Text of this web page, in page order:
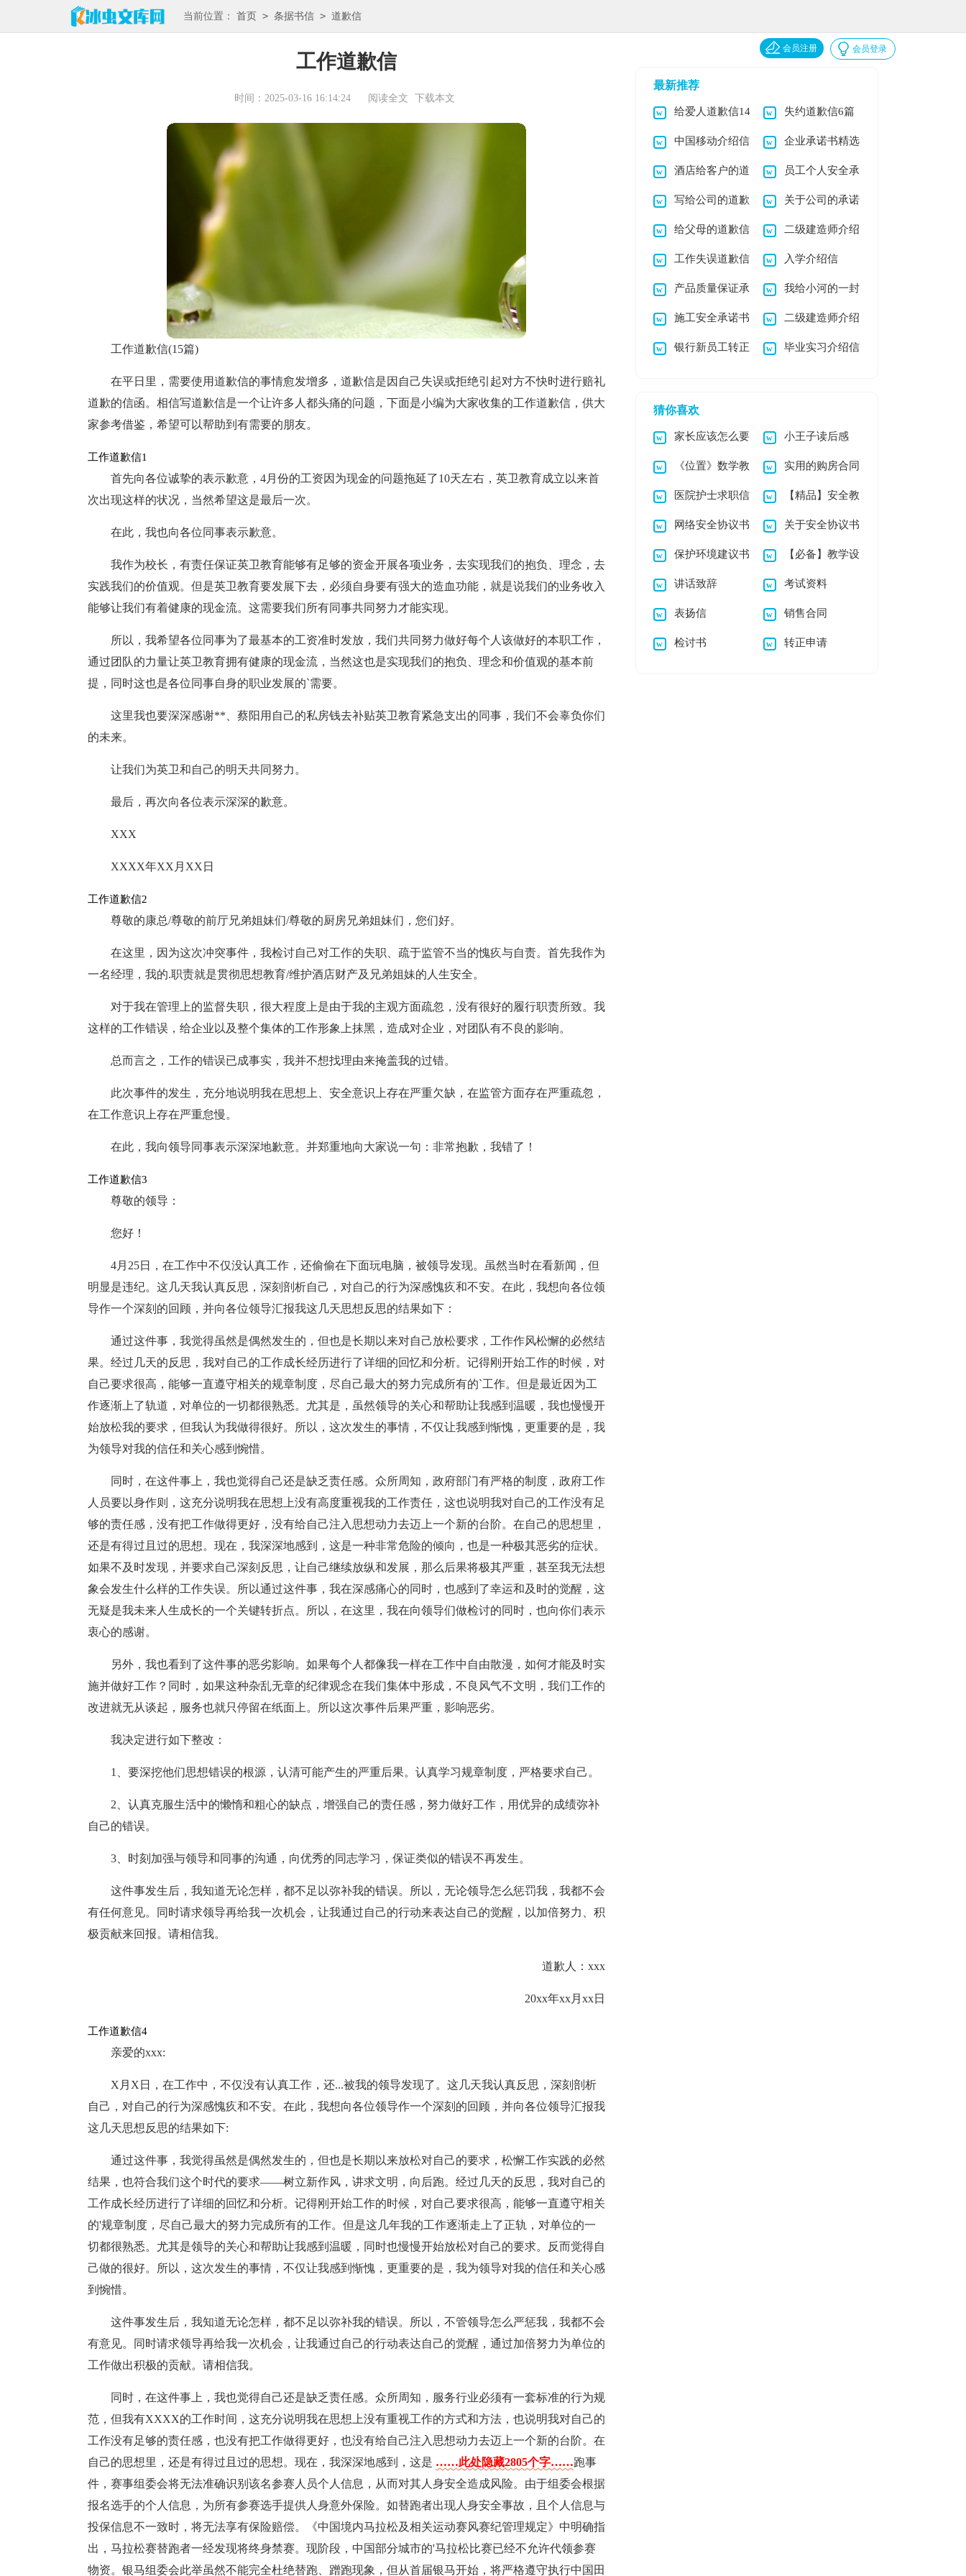
当前位置： 首页 > 条据书信 > 道歉信
会员登录
会员注册
工作道歉信
时间：2025-03-16 16:14:24 阅读全文 下载本文
工作道歉信(15篇)
在平日里，需要使用道歉信的事情愈发增多，道歉信是因自己失误或拒绝引起对方不快时进行赔礼
道歉的信函。相信写道歉信是一个让许多人都头痛的问题，下面是小编为大家收集的工作道歉信，供大
家参考借鉴，希望可以帮助到有需要的朋友。
工作道歉信1
首先向各位诚挚的表示歉意，4月份的工资因为现金的问题拖延了10天左右，英卫教育成立以来首
次出现这样的状况，当然希望这是最后一次。
在此，我也向各位同事表示歉意。
我作为校长，有责任保证英卫教育能够有足够的资金开展各项业务，去实现我们的抱负、理念，去
实践我们的价值观。但是英卫教育要发展下去，必须自身要有强大的造血功能，就是说我们的业务收入
能够让我们有着健康的现金流。这需要我们所有同事共同努力才能实现。
所以，我希望各位同事为了最基本的工资准时发放，我们共同努力做好每个人该做好的本职工作，
通过团队的力量让英卫教育拥有健康的现金流，当然这也是实现我们的抱负、理念和价值观的基本前
提，同时这也是各位同事自身的职业发展的`需要。
这里我也要深深感谢**、蔡阳用自己的私房钱去补贴英卫教育紧急支出的同事，我们不会辜负你们
的未来。
让我们为英卫和自己的明天共同努力。
最后，再次向各位表示深深的歉意。
XXX
XXXX年XX月XX日
工作道歉信2
尊敬的康总/尊敬的前厅兄弟姐妹们/尊敬的厨房兄弟姐妹们，您们好。
在这里，因为这次冲突事件，我检讨自己对工作的失职、疏于监管不当的愧疚与自责。首先我作为
一名经理，我的.职责就是贯彻思想教育/维护酒店财产及兄弟姐妹的人生安全。
对于我在管理上的监督失职，很大程度上是由于我的主观方面疏忽，没有很好的履行职责所致。我
这样的工作错误，给企业以及整个集体的工作形象上抹黑，造成对企业，对团队有不良的影响。
总而言之，工作的错误已成事实，我并不想找理由来掩盖我的过错。
此次事件的发生，充分地说明我在思想上、安全意识上存在严重欠缺，在监管方面存在严重疏忽，
在工作意识上存在严重怠慢。
在此，我向领导同事表示深深地歉意。并郑重地向大家说一句：非常抱歉，我错了！
工作道歉信3
尊敬的领导：
您好！
4月25日，在工作中不仅没认真工作，还偷偷在下面玩电脑，被领导发现。虽然当时在看新闻，但
明显是违纪。这几天我认真反思，深刻剖析自己，对自己的行为深感愧疚和不安。在此，我想向各位领
导作一个深刻的回顾，并向各位领导汇报我这几天思想反思的结果如下：
通过这件事，我觉得虽然是偶然发生的，但也是长期以来对自己放松要求，工作作风松懈的必然结
果。经过几天的反思，我对自己的工作成长经历进行了详细的回忆和分析。记得刚开始工作的时候，对
自己要求很高，能够一直遵守相关的规章制度，尽自己最大的努力完成所有的`工作。但是最近因为工
作逐渐上了轨道，对单位的一切都很熟悉。尤其是，虽然领导的关心和帮助让我感到温暖，我也慢慢开
始放松我的要求，但我认为我做得很好。所以，这次发生的事情，不仅让我感到惭愧，更重要的是，我
为领导对我的信任和关心感到惋惜。
同时，在这件事上，我也觉得自己还是缺乏责任感。众所周知，政府部门有严格的制度，政府工作
人员要以身作则，这充分说明我在思想上没有高度重视我的工作责任，这也说明我对自己的工作没有足
够的责任感，没有把工作做得更好，没有给自己注入思想动力去迈上一个新的台阶。在自己的思想里，
还是有得过且过的思想。现在，我深深地感到，这是一种非常危险的倾向，也是一种极其恶劣的症状。
如果不及时发现，并要求自己深刻反思，让自己继续放纵和发展，那么后果将极其严重，甚至我无法想
象会发生什么样的工作失误。所以通过这件事，我在深感痛心的同时，也感到了幸运和及时的觉醒，这
无疑是我未来人生成长的一个关键转折点。所以，在这里，我在向领导们做检讨的同时，也向你们表示
衷心的感谢。
另外，我也看到了这件事的恶劣影响。如果每个人都像我一样在工作中自由散漫，如何才能及时实
施并做好工作？同时，如果这种杂乱无章的纪律观念在我们集体中形成，不良风气不文明，我们工作的
改进就无从谈起，服务也就只停留在纸面上。所以这次事件后果严重，影响恶劣。
我决定进行如下整改：
1、要深挖他们思想错误的根源，认清可能产生的严重后果。认真学习规章制度，严格要求自己。
2、认真克服生活中的懒惰和粗心的缺点，增强自己的责任感，努力做好工作，用优异的成绩弥补
自己的错误。
3、时刻加强与领导和同事的沟通，向优秀的同志学习，保证类似的错误不再发生。
这件事发生后，我知道无论怎样，都不足以弥补我的错误。所以，无论领导怎么惩罚我，我都不会
有任何意见。同时请求领导再给我一次机会，让我通过自己的行动来表达自己的觉醒，以加倍努力、积
极贡献来回报。请相信我。
道歉人：xxx
20xx年xx月xx日
工作道歉信4
亲爱的xxx:
X月X日，在工作中，不仅没有认真工作，还...被我的领导发现了。这几天我认真反思，深刻剖析
自己，对自己的行为深感愧疚和不安。在此，我想向各位领导作一个深刻的回顾，并向各位领导汇报我
这几天思想反思的结果如下:
通过这件事，我觉得虽然是偶然发生的，但也是长期以来放松对自己的要求，松懈工作实践的必然
结果，也符合我们这个时代的要求——树立新作风，讲求文明，向后跑。经过几天的反思，我对自己的
工作成长经历进行了详细的回忆和分析。记得刚开始工作的时候，对自己要求很高，能够一直遵守相关
的'规章制度，尽自己最大的努力完成所有的工作。但是这几年我的工作逐渐走上了正轨，对单位的一
切都很熟悉。尤其是领导的关心和帮助让我感到温暖，同时也慢慢开始放松对自己的要求。反而觉得自
己做的很好。所以，这次发生的事情，不仅让我感到惭愧，更重要的是，我为领导对我的信任和关心感
到惋惜。
这件事发生后，我知道无论怎样，都不足以弥补我的错误。所以，不管领导怎么严惩我，我都不会
有意见。同时请求领导再给我一次机会，让我通过自己的行动表达自己的觉醒，通过加倍努力为单位的
工作做出积极的贡献。请相信我。
同时，在这件事上，我也觉得自己还是缺乏责任感。众所周知，服务行业必须有一套标准的行为规
范，但我有XXXX的工作时间，这充分说明我在思想上没有重视工作的方式和方法，也说明我对自己的
工作没有足够的责任感，也没有把工作做得更好，也没有给自己注入思想动力去迈上一个新的台阶。在
自己的思想里，还是有得过且过的思想。现在，我深深地感到，这是 ……此处隐藏2805个字……跑事
件，赛事组委会将无法准确识别该名参赛人员个人信息，从而对其人身安全造成风险。由于组委会根据
报名选手的个人信息，为所有参赛选手提供人身意外保险。如替跑者出现人身安全事故，且个人信息与
投保信息不一致时，将无法享有保险赔偿。《中国境内马拉松及相关运动赛风赛纪管理规定》中明确指
出，马拉松赛替跑者一经发现将终身禁赛。现阶段，中国部分城市的'马拉松比赛已经不允许代领参赛
物资。银马组委会此举虽然不能完全杜绝替跑、蹭跑现象，但从首届银马开始，将严格遵守执行中国田
最新推荐
给爱人道歉信14
篇
失约道歉信6篇
中国移动介绍信 企业承诺书精选
15篇
酒店给客户的道
歉信(11篇)
员工个人安全承
诺书(15篇)
写给公司的道歉
信15篇
关于公司的承诺
书
给父母的道歉信
(15篇)
二级建造师介绍
信(12篇)
工作失误道歉信
15篇
入学介绍信
产品质量保证承
诺书15篇
我给小河的一封
道歉信
施工安全承诺书
精选15篇
二级建造师介绍
信12篇
银行新员工转正 毕业实习介绍信
猜你喜欢
家长应该怎么要
帮孩子跨过小升初四
道坎
小王子读后感
300字
《位置》数学教
学反思
实用的购房合同
范文合集6篇
医院护士求职信
汇编5篇
【精品】安全教
案5篇
网络安全协议书 关于安全协议书
汇总8篇
保护环境建议书
范文
【必备】教学设
计方案合集5篇
讲话致辞 考试资料
表扬信 销售合同
检讨书 转正申请